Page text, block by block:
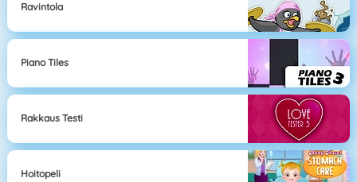
Ravintola
Piano Tiles
Rakkaus Testi
Hoitopeli